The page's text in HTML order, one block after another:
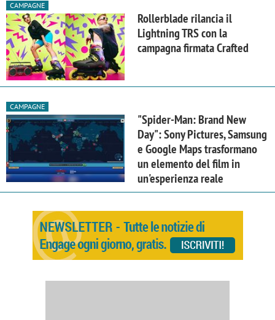
CAMPAGNE
Rollerblade rilancia il
Lightning TRS con la
campagna firmata Crafted
CAMPAGNE
"Spider-Man: Brand New
Day": Sony Pictures, Samsung
e Google Maps trasformano
un elemento del film in
un'esperienza reale